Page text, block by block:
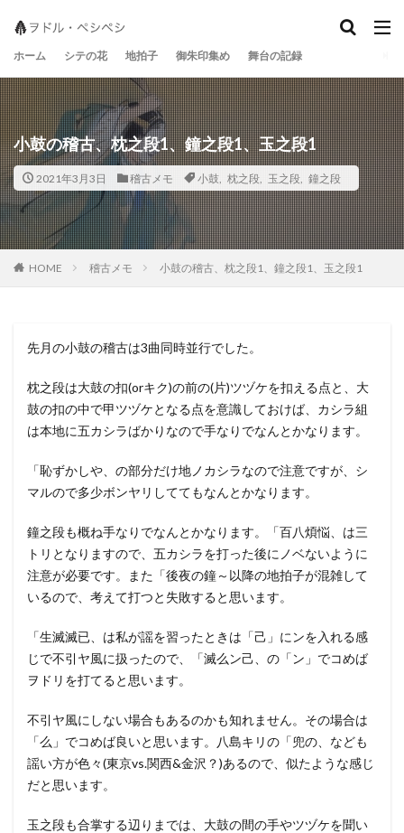
ホーム シテの花 地拍子 御朱印集め 舞台の記録
小鼓の稽古、枕之段1、鐘之段1、玉之段1
2021年3月3日 稽古メモ 小鼓, 枕之段, 玉之段, 鐘之段
HOME 稽古メモ 小鼓の稽古、枕之段1、鐘之段1、玉之段1
先月の小鼓の稽古は3曲同時並行でした。
枕之段は大鼓の扣(orキク)の前の(片)ツヅケを扣える点と、大
鼓の扣の中で甲ツヅケとなる点を意識しておけば、カシラ組
は本地に五カシラばかりなので手なりでなんとかなります。
「恥ずかしや、の部分だけ地ノカシラなので注意ですが、シ
マルので多少ボンヤリしててもなんとかなります。
鐘之段も概ね手なりでなんとかなります。「百八煩悩、は三
トリとなりますので、五カシラを打った後にノベないように
注意が必要です。また「後夜の鐘～以降の地拍子が混雑して
いるので、考えて打つと失敗すると思います。
「生滅滅已、は私が謡を習ったときは「己」にンを入れる感
じで不引ヤ風に扱ったので、「滅么ン己、の「ン」でコめば
ヲドリを打てると思います。
不引ヤ風にしない場合もあるのかも知れません。その場合は
「么」でコめば良いと思います。八島キリの「兜の、なども
謡い方が色々(東京vs.関西&金沢？)あるので、似たような感じ
だと思います。
玉之段も合掌する辺りまでは、大鼓の間の手やツヅケを聞い
地拍子 シテの花 宝生流